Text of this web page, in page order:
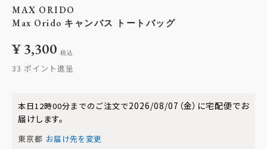
MAX ORIDO
Max Orido キャンバス トートバッグ
¥3,300 税込
33
本日12時00分までのご注文で2026/08/07（金） に宅配便でお
届けします。
東京都 お届け先を変更